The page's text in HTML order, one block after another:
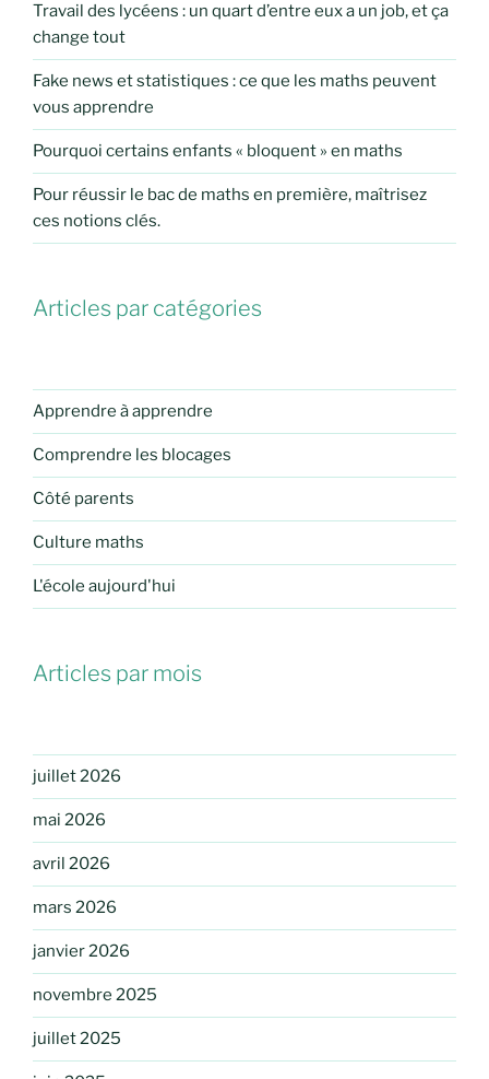
Travail des lycéens : un quart d’entre eux a un job, et ça
change tout
Fake news et statistiques : ce que les maths peuvent
vous apprendre
Pourquoi certains enfants « bloquent » en maths
Pour réussir le bac de maths en première, maîtrisez
ces notions clés.
Articles par catégories
Apprendre à apprendre
Comprendre les blocages
Côté parents
Culture maths
L'école aujourd'hui
Articles par mois
juillet 2026
mai 2026
avril 2026
mars 2026
janvier 2026
novembre 2025
juillet 2025